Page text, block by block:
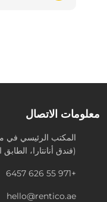
معلومات الاتصال
المكتب الرئيسي في
(فندق أنانتارا،
+971 55 626 6457
hello@rentico.ae